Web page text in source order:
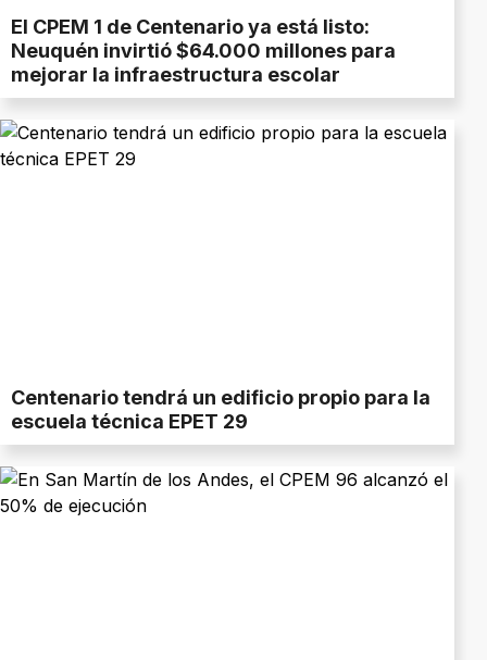
El CPEM 1 de Centenario ya está listo:
Neuquén invirtió $64.000 millones para
mejorar la infraestructura escolar
Centenario tendrá un edificio propio para la
escuela técnica EPET 29